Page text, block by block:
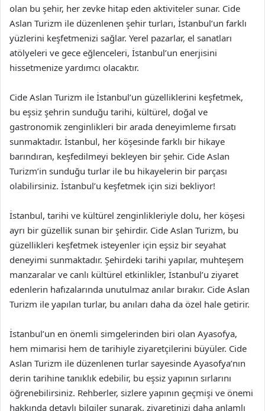
olan bu şehir, her zevke hitap eden aktiviteler sunar. Cide
Aslan Turizm ile düzenlenen şehir turları, İstanbul’un farklı
yüzlerini keşfetmenizi sağlar. Yerel pazarlar, el sanatları
atölyeleri ve gece eğlenceleri, İstanbul’un enerjisini
hissetmenize yardımcı olacaktır.
Cide Aslan Turizm ile İstanbul’un güzelliklerini keşfetmek,
bu eşsiz şehrin sunduğu tarihi, kültürel, doğal ve
gastronomik zenginlikleri bir arada deneyimleme fırsatı
sunmaktadır. İstanbul, her köşesinde farklı bir hikaye
barındıran, keşfedilmeyi bekleyen bir şehir. Cide Aslan
Turizm’in sunduğu turlar ile bu hikayelerin bir parçası
olabilirsiniz. İstanbul’u keşfetmek için sizi bekliyor!
İstanbul, tarihi ve kültürel zenginlikleriyle dolu, her köşesi
ayrı bir güzellik sunan bir şehirdir. Cide Aslan Turizm, bu
güzellikleri keşfetmek isteyenler için eşsiz bir seyahat
deneyimi sunmaktadır. Şehirdeki tarihi yapılar, muhteşem
manzaralar ve canlı kültürel etkinlikler, İstanbul’u ziyaret
edenlerin hafızalarında unutulmaz anılar bırakır. Cide Aslan
Turizm ile yapılan turlar, bu anıları daha da özel hale getirir.
İstanbul’un en önemli simgelerinden biri olan Ayasofya,
hem mimarisi hem de tarihiyle ziyaretçilerini büyüler. Cide
Aslan Turizm ile düzenlenen turlar sayesinde Ayasofya’nın
derin tarihine tanıklık edebilir, bu eşsiz yapının sırlarını
öğrenebilirsiniz. Rehberler, sizlere yapının geçmişi ve önemi
hakkında detaylı bilgiler sunarak, ziyaretinizi daha anlamlı